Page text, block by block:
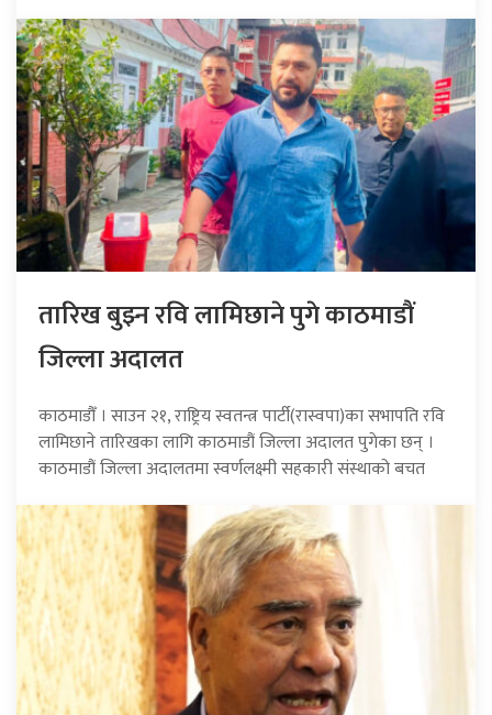
तारिख बुझ्न रवि लामिछाने पुगे काठमाडौं
जिल्ला अदालत
काठमाडौँ । साउन २१, राष्ट्रिय स्वतन्त्र पार्टी(रास्वपा)का सभापति रवि
लामिछाने तारिखका लागि काठमाडौं जिल्ला अदालत पुगेका छन् ।
काठमाडौं जिल्ला अदालतमा स्वर्णलक्ष्मी सहकारी संस्थाको बचत